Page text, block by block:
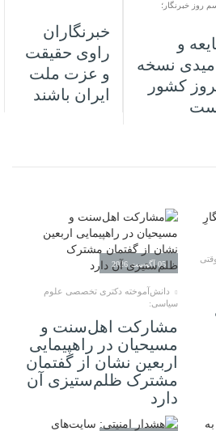
روز خبرنگار؛
و
نسخه
کشور
خبرنگاران
راوی حقیقت
و عزت ملت
ایران باشند
05 آگوست 2026
دانش‌آموخته دکتری تخصصی علوم
سیاسی:
مشارکت اهل‌سنت و
مسیحیان در راهپیمایی
اربعین نشان از گفتمان
مشترک ظلم‌ستیزی آن
دارد